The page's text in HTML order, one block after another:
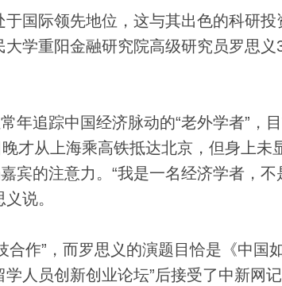
国际领先地位，这与其出色的科研投
学重阳金融研究院高级研究员罗思义
追踪中国经济脉动的“老外学者”，
才从上海乘高铁抵达北京，但身上未
宾的注意力。“我是一名经济学者，不
说。
作”，而罗思义的演题目恰是《中国
人员创新创业论坛”后接受了中新网